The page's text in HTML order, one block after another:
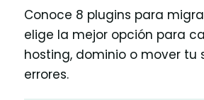
Conoce 8 plugins para
elige la mejor opción para
hosting, dominio o mover tu
errores.